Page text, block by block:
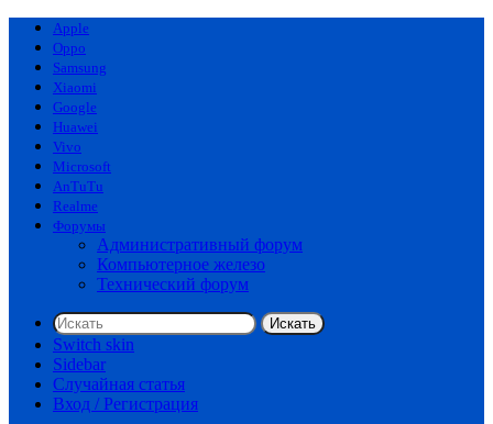
Apple
Oppo
Samsung
Xiaomi
Google
Huawei
Vivo
Microsoft
AnTuTu
Realme
Форумы
Административный форум
Компьютерное железо
Технический форум
Искать
Switch skin
Sidebar
Случайная статья
Вход / Регистрация